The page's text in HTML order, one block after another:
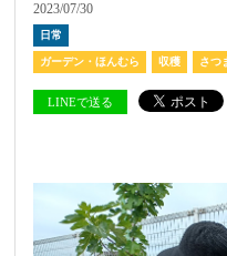
2023/07/30
日常
ガーデン・ほんむら 収穫 さつ
LINEで送る